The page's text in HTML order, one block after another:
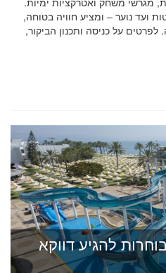
ועד נוער – ומציע חוויה בטוחה,
על כניסה ותכנון הביקור,
להגיע דווקא